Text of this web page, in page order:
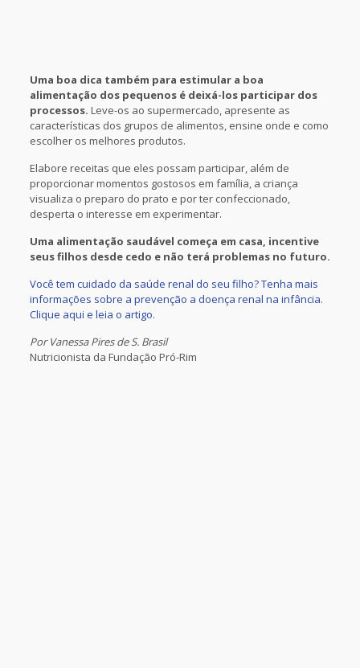
Uma boa dica também para estimular a boa
alimentação dos pequenos é deixá-los participar dos
processos. Leve-os ao supermercado, apresente as
características dos grupos de alimentos, ensine onde e como
escolher os melhores produtos.
Elabore receitas que eles possam participar, além de
proporcionar momentos gostosos em família, a criança
visualiza o preparo do prato e por ter confeccionado,
desperta o interesse em experimentar.
Uma alimentação saudável começa em casa, incentive
seus filhos desde cedo e não terá problemas no futuro.
Você tem cuidado da saúde renal do seu filho? Tenha mais
informações sobre a prevenção a doença renal na infância.
Clique aqui e leia o artigo.
Por Vanessa Pires de S. Brasil
Nutricionista da Fundação Pró-Rim